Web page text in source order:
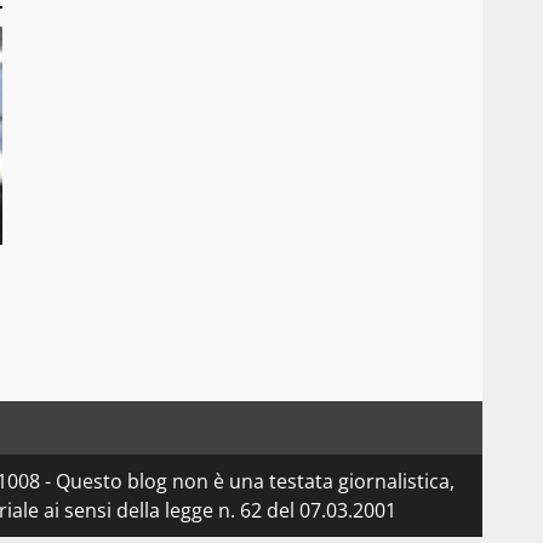
- Questo blog non è una testata giornalistica,
ai sensi della legge n. 62 del 07.03.2001